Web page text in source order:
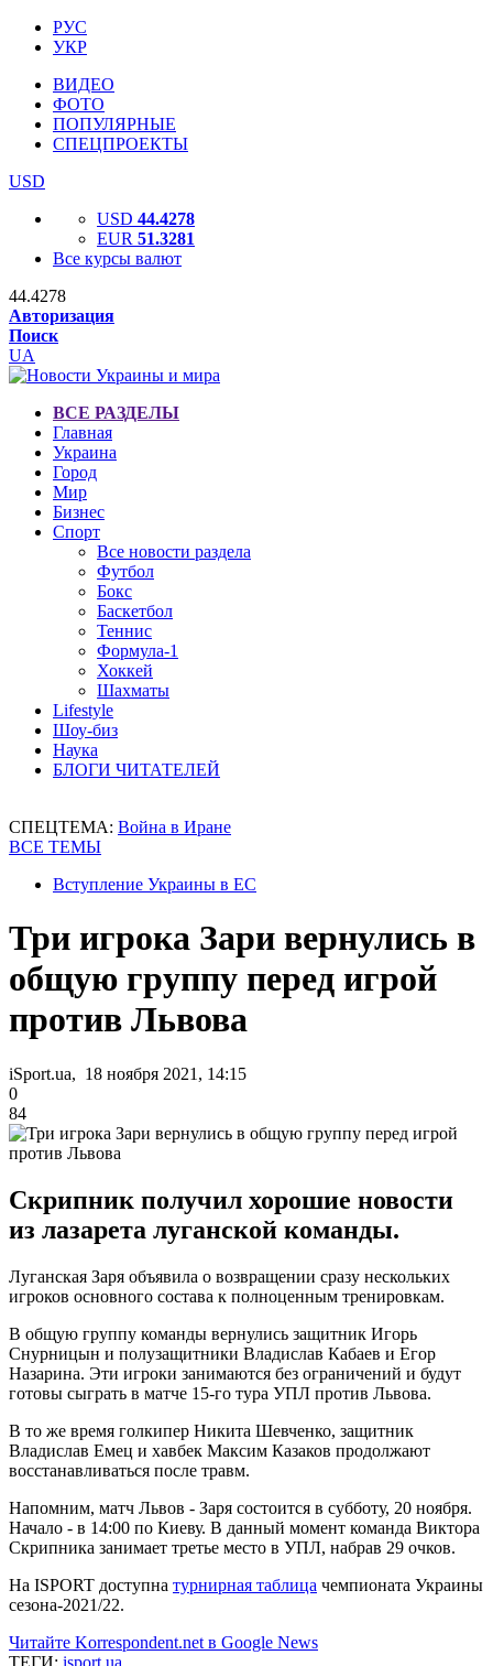
РУС
УКР
ВИДЕО
ФОТО
ПОПУЛЯРНЫЕ
СПЕЦПРОЕКТЫ
USD
USD 44.4278
EUR 51.3281
Все курсы валют
44.4278
Авторизация
Поиск
UA
ВСЕ РАЗДЕЛЫ
Главная
Украина
Город
Мир
Бизнес
Спорт
Все новости раздела
Футбол
Бокс
Баскетбол
Теннис
Формула-1
Хоккей
Шахматы
Lifestyle
Шоу-биз
Наука
БЛОГИ ЧИТАТЕЛЕЙ
СПЕЦТЕМА: Война в Иране
ВСЕ ТЕМЫ
Вступление Украины в ЕС
Три игрока Зари вернулись в
общую группу перед игрой
против Львова
iSport.ua, 18 ноября 2021, 14:15
0
84
Скрипник получил хорошие новости
из лазарета луганской команды.
Луганская Заря объявила о возвращении сразу нескольких
игроков основного состава к полноценным тренировкам.
В общую группу команды вернулись защитник Игорь
Снурницын и полузащитники Владислав Кабаев и Егор
Назарина. Эти игроки занимаются без ограничений и будут
готовы сыграть в матче 15-го тура УПЛ против Львова.
В то же время голкипер Никита Шевченко, защитник
Владислав Емец и хавбек Максим Казаков продолжают
восстанавливаться после травм.
Напомним, матч Львов - Заря состоится в субботу, 20 ноября.
Начало - в 14:00 по Киеву. В данный момент команда Виктора
Скрипника занимает третье место в УПЛ, набрав 29 очков.
На ISPORT доступна турнирная таблица чемпионата Украины
сезона-2021/22.
Читайте Korrespondent.net в Google News
ТЕГИ: isport.ua